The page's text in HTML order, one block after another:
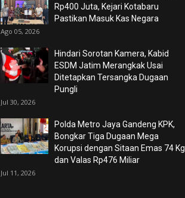
Rp400 Juta, Kejari Kotabaru
Pastikan Masuk Kas Negara
Ago 05, 2026
Hindari Sorotan Kamera, Kabid
ESDM Jatim Merangkak Usai
Ditetapkan Tersangka Dugaan
Pungli
Jul 30, 2026
Polda Metro Jaya Gandeng KPK,
Bongkar Tiga Dugaan Mega
Korupsi dengan Sitaan Emas 74 Kg
dan Valas Rp476 Miliar
Jul 11, 2026